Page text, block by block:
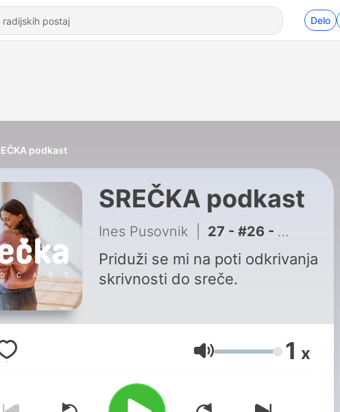
Delo
podkast
SREČKA podkast
Ines Pusovnik 27 - #26 - Tapkanje-Kako se pomiriti v trenutku (Pika Rajnar)
Priduži se mi na poti odkrivanja
skrivnosti do sreče.
Glasnost 1 x